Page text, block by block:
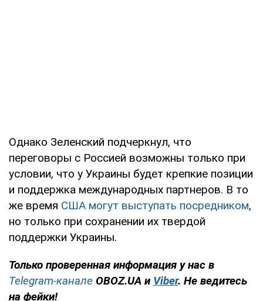
Однако Зеленский подчеркнул, что
переговоры с Россией возможны только при
условии, что у Украины будет крепкие позиции
и поддержка международных партнеров. В то
же время США могут выступать посредником,
но только при сохранении их твердой
поддержки Украины.
Только проверенная информация у нас в
Telegram-канале OBOZ.UA и Viber. Не ведитесь
на фейки!